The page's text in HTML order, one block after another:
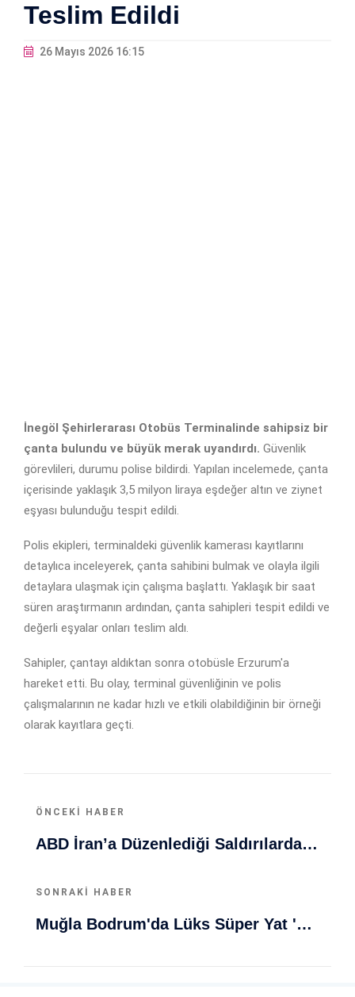
Teslim Edildi
26 Mayıs 2026 16:15
İnegöl Şehirlerarası Otobüs Terminalinde sahipsiz bir
çanta bulundu ve büyük merak uyandırdı. Güvenlik
görevlileri, durumu polise bildirdi. Yapılan incelemede, çanta
içerisinde yaklaşık 3,5 milyon liraya eşdeğer altın ve ziynet
eşyası bulunduğu tespit edildi.
Polis ekipleri, terminaldeki güvenlik kamerası kayıtlarını
detaylıca inceleyerek, çanta sahibini bulmak ve olayla ilgili
detaylara ulaşmak için çalışma başlattı. Yaklaşık bir saat
süren araştırmanın ardından, çanta sahipleri tespit edildi ve
değerli eşyalar onları teslim aldı.
Sahipler, çantayı aldıktan sonra otobüsle Erzurum'a
hareket etti. Bu olay, terminal güvenliğinin ve polis
çalışmalarının ne kadar hızlı ve etkili olabildiğinin bir örneği
olarak kayıtlara geçti.
ÖNCEKI HABER
ABD İran’a Düzenlediği Saldırılardan Sonra Hürmüz Boğazı’nda Hareketlilik Artınca Endişeler Yükseldi
SONRAKI HABER
Muğla Bodrum'da Lüks Süper Yat 'Golden Odyssey' Demirledi